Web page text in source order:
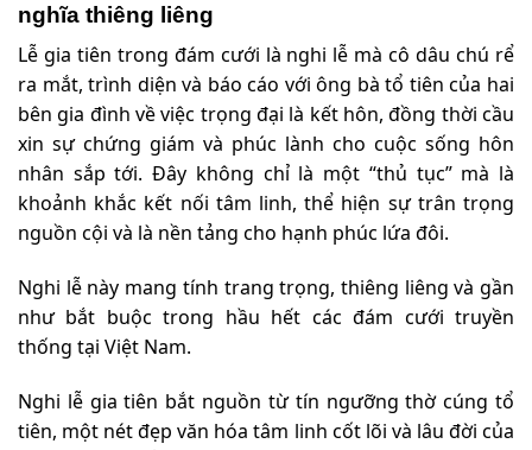
nghĩa thiêng liêng
Lễ gia tiên trong đám cưới là nghi lễ mà cô dâu chú rể
ra mắt, trình diện và báo cáo với ông bà tổ tiên của hai
bên gia đình về việc trọng đại là kết hôn, đồng thời cầu
xin sự chứng giám và phúc lành cho cuộc sống hôn
nhân sắp tới. Đây không chỉ là một “thủ tục” mà là
khoảnh khắc kết nối tâm linh, thể hiện sự trân trọng
nguồn cội và là nền tảng cho hạnh phúc lứa đôi.
Nghi lễ này mang tính trang trọng, thiêng liêng và gần
như bắt buộc trong hầu hết các đám cưới truyền
thống tại Việt Nam.
Nghi lễ gia tiên bắt nguồn từ tín ngưỡng thờ cúng tổ
tiên, một nét đẹp văn hóa tâm linh cốt lõi và lâu đời của